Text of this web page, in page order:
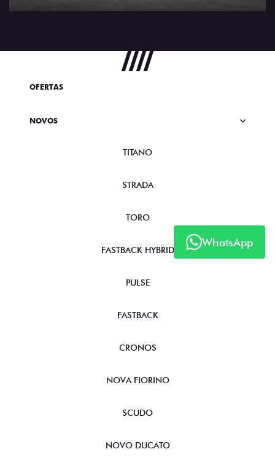
WhatsApp
OFERTAS
NOVOS
TITANO
STRADA
TORO
FASTBACK HYBRID
PULSE
FASTBACK
CRONOS
NOVA FIORINO
SCUDO
NOVO DUCATO